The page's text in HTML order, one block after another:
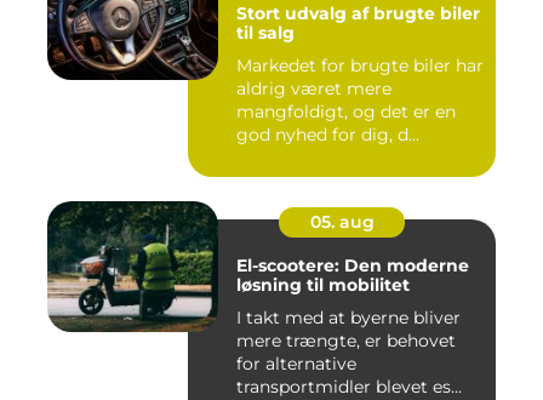
Stort udvalg af brugte biler
til salg
Markedet for brugte biler har
aldrig været mere
mangfoldigt, og det er en
god nyhed for dig, d...
05. aug
El-scootere: Den moderne
løsning til mobilitet
I takt med at byerne bliver
mere trængte, er behovet
for alternative
transportmidler blevet es...